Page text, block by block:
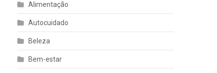
Alimentação
Autocuidado
Beleza
Bem-estar